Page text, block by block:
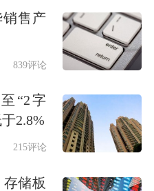
，报6362.92点。
售产
839评论
“2字
2.8%
215评论
储板